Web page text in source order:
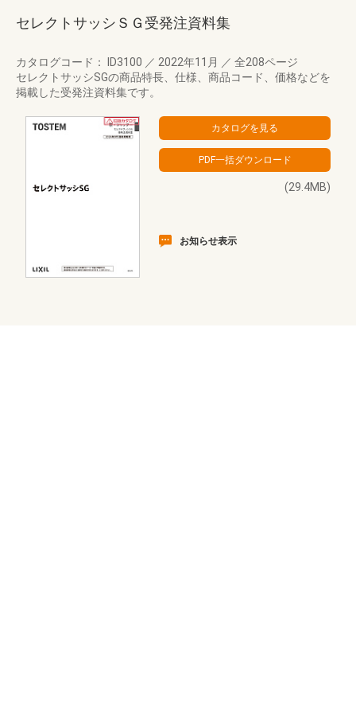
セレクトサッシＳＧ受発注資料集
カタログコード： ID3100 ／ 2022年11月 ／ 全208ページ
セレクトサッシSGの商品特長、仕様、商品コード、価格などを
掲載した受発注資料集です。
(29.4MB)
お知らせ表示